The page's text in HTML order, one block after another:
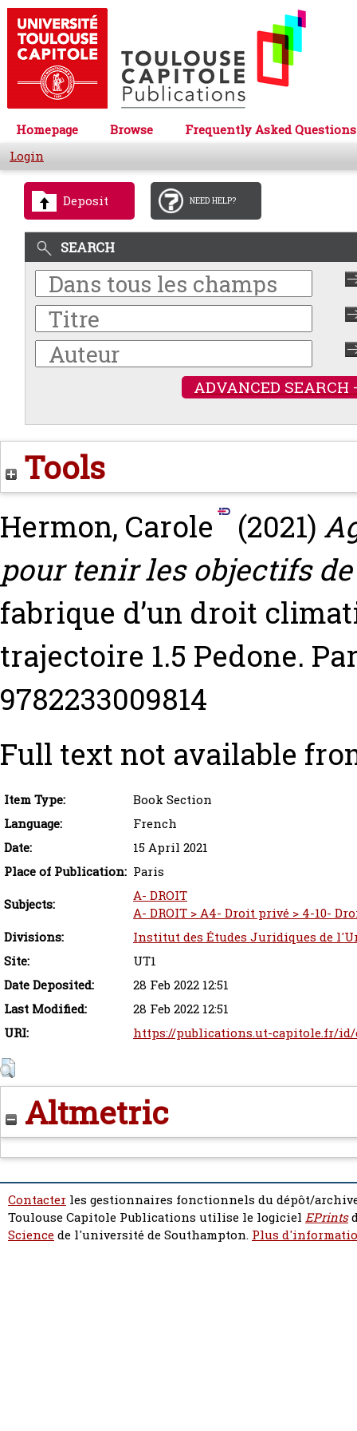
Homepage Browse
Frequently Asked Questions
Login
Deposit NEED HELP?
SEARCH
ADVANCED SEARCH
Tools
Hermon, Carole (2021)
pour tenir les objectifs de
fabrique d’un droit
trajectoire 1.5 Pedone.
9782233009814
Full text not available
Item Type:
Book Section
Language:
French
Date:
15 April 2021
Place of Publication: Paris
Subjects:
A- DROIT
A- DROIT > A4- Droit privé > 4-10-
Divisions:
Institut des Études Juridiques de
Site:
UT1
Date Deposited:
28 Feb 2022 12:51
Last Modified:
28 Feb 2022 12:51
URI:
https://publications.ut-capitole.fr/
Altmetric
Contacter les gestionnaires fonctionnels du dépôt/
Toulouse Capitole Publications utilise le logiciel EPrints
Sciencede l'université de Southampton. Plus